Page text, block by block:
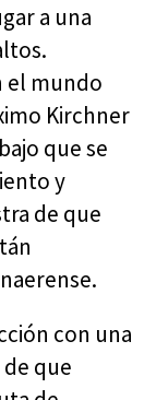
a una
el mundo
Kirchner
que se
y
de que
con una
que